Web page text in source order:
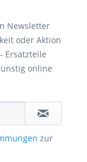
Newsletter
oder Aktion
Ersatzteile
online
zur